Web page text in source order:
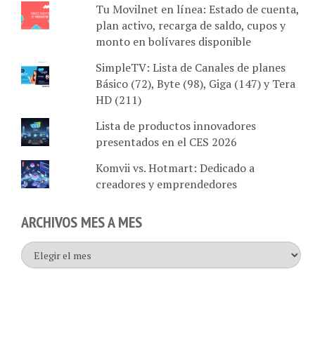
Tu Movilnet en línea: Estado de cuenta,
plan activo, recarga de saldo, cupos y
monto en bolívares disponible
SimpleTV: Lista de Canales de planes
Básico (72), Byte (98), Giga (147) y Tera
HD (211)
Lista de productos innovadores
presentados en el CES 2026
Komvii vs. Hotmart: Dedicado a
creadores y emprendedores
ARCHIVOS MES A MES
Archivos
mes